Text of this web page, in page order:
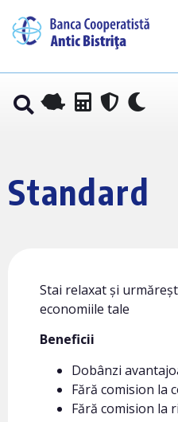
Standard
Stai relaxat și
economiile tale
Beneficii
Dobânzi
Fără comision la
Fără comision la